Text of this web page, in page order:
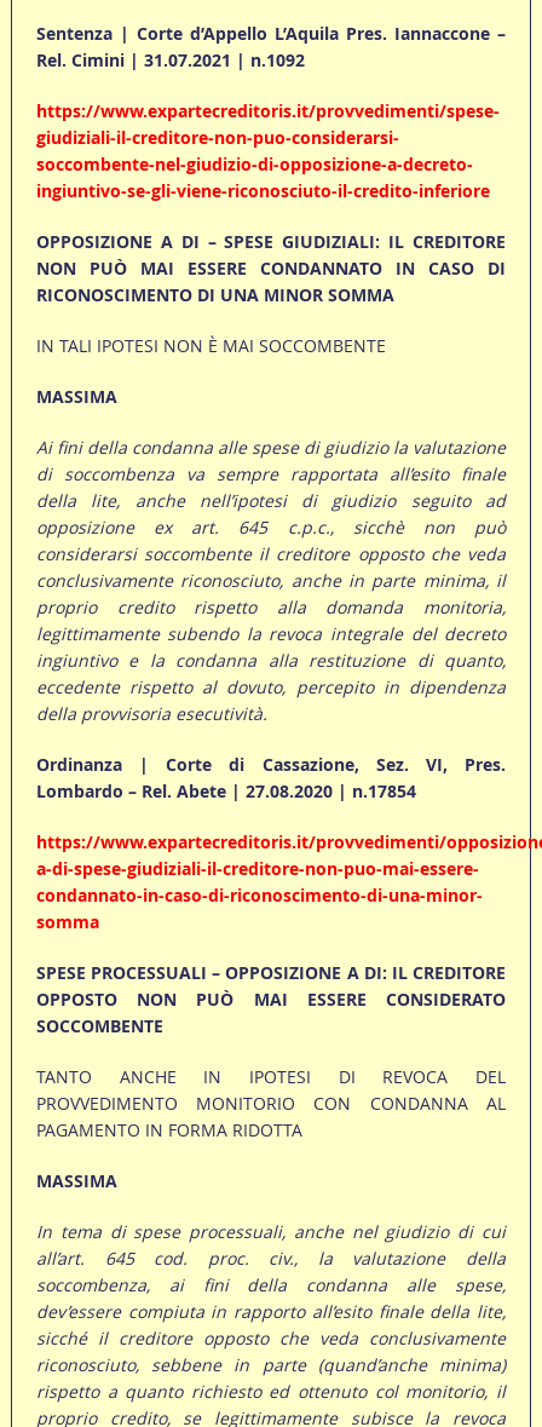
Sentenza | Corte d’Appello L’Aquila Pres. Iannaccone –
Rel. Cimini | 31.07.2021 | n.1092
https://www.expartecreditoris.it/provvedimenti/spese-
giudiziali-il-creditore-non-puo-considerarsi-
soccombente-nel-giudizio-di-opposizione-a-decreto-
ingiuntivo-se-gli-viene-riconosciuto-il-credito-inferiore
OPPOSIZIONE A DI – SPESE GIUDIZIALI: IL CREDITORE
NON PUÒ MAI ESSERE CONDANNATO IN CASO DI
RICONOSCIMENTO DI UNA MINOR SOMMA
IN TALI IPOTESI NON È MAI SOCCOMBENTE
MASSIMA
Ai fini della condanna alle spese di giudizio la valutazione
di soccombenza va sempre rapportata all’esito finale
della lite, anche nell’ipotesi di giudizio seguito ad
opposizione ex art. 645 c.p.c., sicchè non può
considerarsi soccombente il creditore opposto che veda
conclusivamente riconosciuto, anche in parte minima, il
proprio credito rispetto alla domanda monitoria,
legittimamente subendo la revoca integrale del decreto
ingiuntivo e la condanna alla restituzione di quanto,
eccedente rispetto al dovuto, percepito in dipendenza
della provvisoria esecutività.
Ordinanza | Corte di Cassazione, Sez. VI, Pres.
Lombardo – Rel. Abete | 27.08.2020 | n.17854
https://www.expartecreditoris.it/provvedimenti/
a-di-spese-giudiziali-il-creditore-non-puo-mai-essere-
condannato-in-caso-di-riconoscimento-di-una-minor-
somma
SPESE PROCESSUALI – OPPOSIZIONE A DI: IL CREDITORE
OPPOSTO NON PUÒ MAI ESSERE CONSIDERATO
SOCCOMBENTE
TANTO ANCHE IN IPOTESI DI REVOCA DEL
PROVVEDIMENTO MONITORIO CON CONDANNA AL
PAGAMENTO IN FORMA RIDOTTA
MASSIMA
In tema di spese processuali, anche nel giudizio di cui
all’art. 645 cod. proc. civ., la valutazione della
soccombenza, ai fini della condanna alle spese,
dev’essere compiuta in rapporto all’esito finale della lite,
sicché il creditore opposto che veda conclusivamente
riconosciuto, sebbene in parte (quand’anche minima)
rispetto a quanto richiesto ed ottenuto col monitorio, il
proprio credito, se legittimamente subisce la revoca